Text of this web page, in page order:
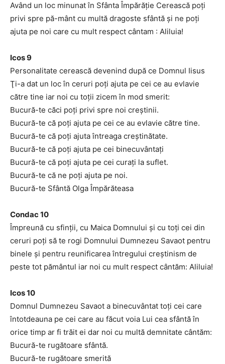
Având un loc minunat în Sfânta Împărăţie Cerească poţi
privi spre pă-mânt cu multă dragoste sfântă şi ne poţi
ajuta pe noi care cu mult respect cântam : Aliluia!
Icos 9
Personalitate cerească devenind după ce Domnul Iisus
Ţi-a dat un loc în ceruri poţi ajuta pe cei ce au evlavie
către tine iar noi cu toţii zicem în mod smerit:
Bucură-te căci poţi privi spre noi creştinii.
Bucură-te că poţi ajuta pe cei ce au evlavie către tine.
Bucură-te că poţi ajuta întreaga creştinătate.
Bucură-te că poţi ajuta pe cei binecuvântaţi
Bucură-te că poţi ajuta pe cei curaţi la suflet.
Bucură-te că ne poţi ajuta pe noi.
Bucură-te Sfântă Olga Împărăteasa
Condac 10
Împreună cu sfinţii, cu Maica Domnului şi cu toţi cei din
ceruri poţi să te rogi Domnului Dumnezeu Savaot pentru
binele şi pentru reunificarea întregului creştinism de
peste tot pământul iar noi cu mult respect cântăm: Aliluia!
Icos 10
Domnul Dumnezeu Savaot a binecuvântat toţi cei care
întotdeauna pe cei care au făcut voia Lui cea sfântă în
orice timp ar fi trăit ei dar noi cu multă demnitate cântăm:
Bucură-te rugătoare sfântă.
Bucură-te rugătoare smerită